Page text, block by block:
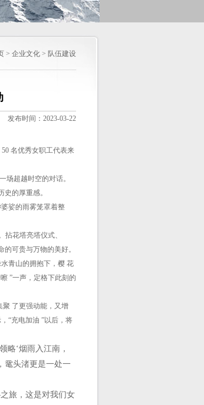
> 企业文化 > 队伍建设
发布时间：2023-03-22
名优秀女职工代表来
场超越时空的对话。
的厚重感。
娑的雨雾笼罩着整
花塔亮塔仪式、
可贵与万物的美好。
青山的拥抱下，樱 花
”一声，定格下此刻的
了更强动能，又增
“充电加油 ”以后，将
略‘烟雨入江南，
鼋头渚更是一处一
旅，这是对我们女